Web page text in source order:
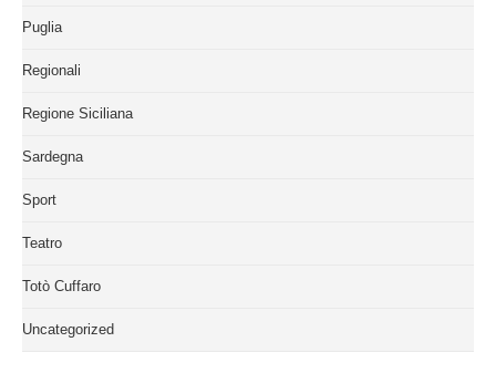
Puglia
Regionali
Regione Siciliana
Sardegna
Sport
Teatro
Totò Cuffaro
Uncategorized